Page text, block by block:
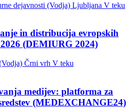
dejavnosti (Vodja) Ljubljana V teku
in distribucija evropskih
(DEMIURG 2024)
Črni vrh V teku
medijev: platforma za
(MEDEXCHANGE24)